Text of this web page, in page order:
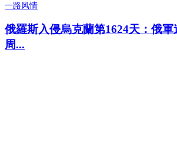
一路风情
俄羅斯入侵烏克蘭第1624天：俄
周...